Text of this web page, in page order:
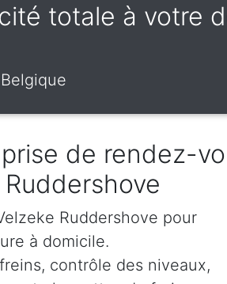
totale à votre
de rendez-
Ruddershove pour
à domicile.
contrôle des niveaux,